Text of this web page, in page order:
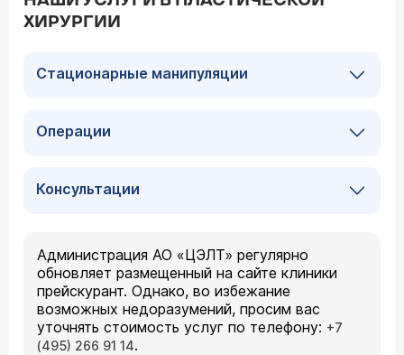
ХИРУРГИИ
Стационарные манипуляции
Операции
Консультации
Администрация АО «ЦЭЛТ» регулярно
обновляет размещенный на сайте клиники
прейскурант. Однако, во избежание
возможных недоразумений, просим вас
уточнять стоимость услуг по телефону: +7
(495) 266 91 14.